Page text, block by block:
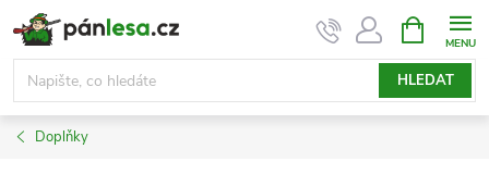
Přejít
na
obsah
HLEDAT
NÁKUPNÍ
KOŠÍK
Doplňky